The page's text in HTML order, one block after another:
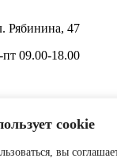
cookie
вы
Рябинина, 47
09.00-18.00